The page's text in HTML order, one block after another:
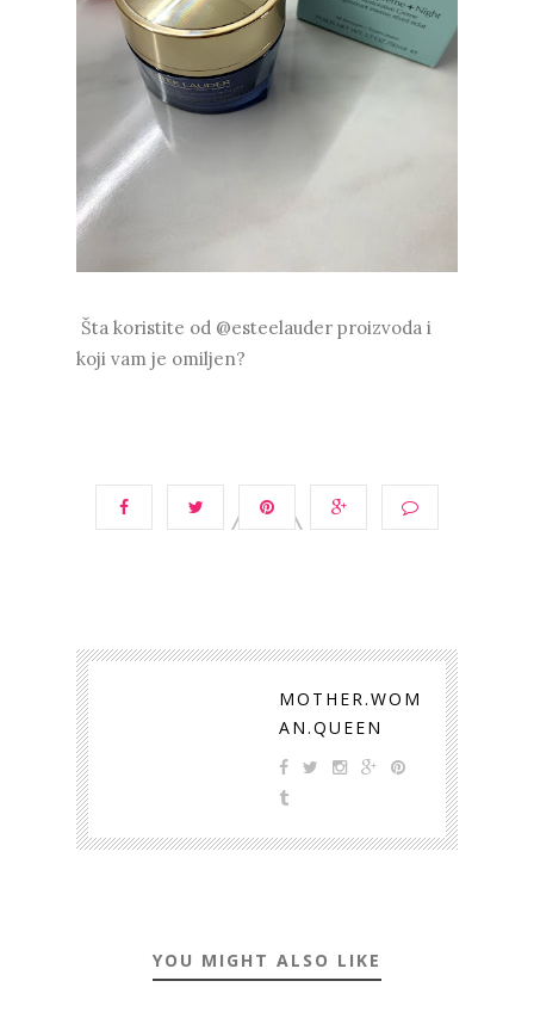
Šta koristite od @esteelauder proizvoda i
koji vam je omiljen?
MOTHER.WOM
AN.QUEEN
YOU MIGHT ALSO LIKE